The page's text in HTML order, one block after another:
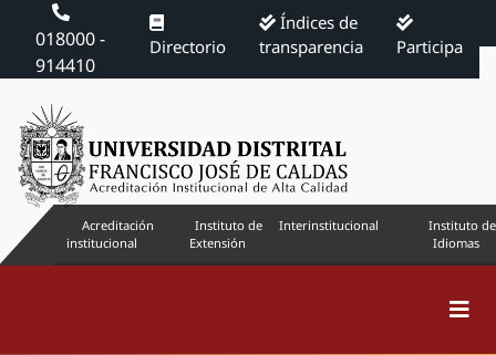
018000 -
914410
Directorio
Índices de
transparencia
Participa
Acreditación
institucional
Instituto de
Extensión
Interinstitucional
Instituto de
Idiomas